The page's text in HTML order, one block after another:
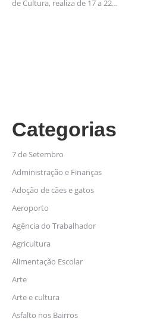
de Cultura, realiza de 17 a 22…
Categorias
7 de Setembro
Administração e Finanças
Adoção de cães e gatos
Aeroporto
Agência do Trabalhador
Agricultura
Alimentação Escolar
Arte
Arte e cultura
Asfalto nos Bairros